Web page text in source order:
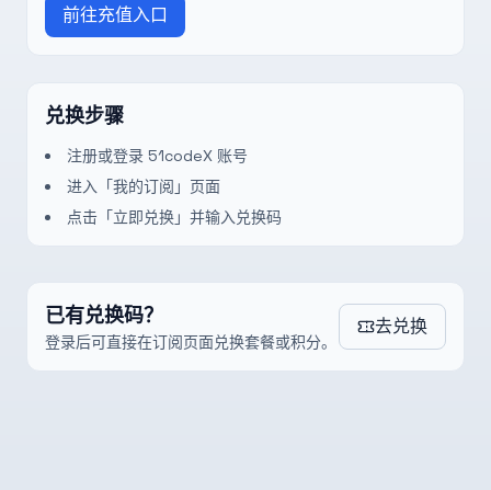
前往充值入口
兑换步骤
注册或登录 51codeX 账号
进入「我的订阅」页面
点击「立即兑换」并输入兑换码
已有兑换码？
登录后可直接在订阅页面兑换套餐或积分。
去兑换